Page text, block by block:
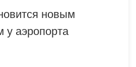
новым
аэропорта